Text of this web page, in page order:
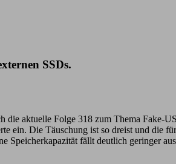
SSDs.
aktuelle Folge 318 zum Thema Fake-
ein. Die Täuschung ist so dreist und die
Speicherkapazität fällt deutlich geringer